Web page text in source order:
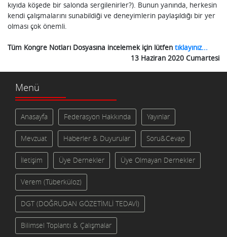
kıyıda köşede bir salonda sergilenirler?). Bunun yanında, herkesin
kendi çalışmalarını sunabildiği ve deneyimlerin paylaşıldığı bir yer
olması çok önemli.
Tüm Kongre Notları Dosyasına incelemek için lütfen tıklayınız...
13 Haziran 2020 Cumartesi
Menü
Anasayfa Federasyon Hakkında Yayınlar
Mevzuat Haberler & Duyurular Soru&Cevap
İletişim Üye Dernekler Üye Olmayan Dernekler
Verem (Tüberküloz)
DGT (DOĞRUDAN GÖZETİMLİ TEDAVİ)
Bilimsel Toplantı & Çalışmalar